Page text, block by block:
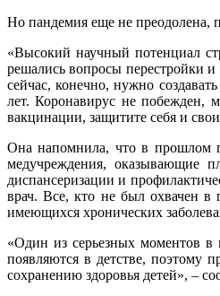
Но пандемия еще не преодолена,
«Высокий научный потенциал
решались вопросы перестройки
сейчас, конечно, нужно
лет. Коронавирус не побежден,
вакцинации, защитите себя и
Она напомнила, что в прошлом
медучреждения, оказывающие
диспансеризации и
врач. Все, кто не был охвачен в
имеющихся хронических
«Один из серьезных моментов в
появляются в детстве, поэтому
сохранению здоровья детей», –